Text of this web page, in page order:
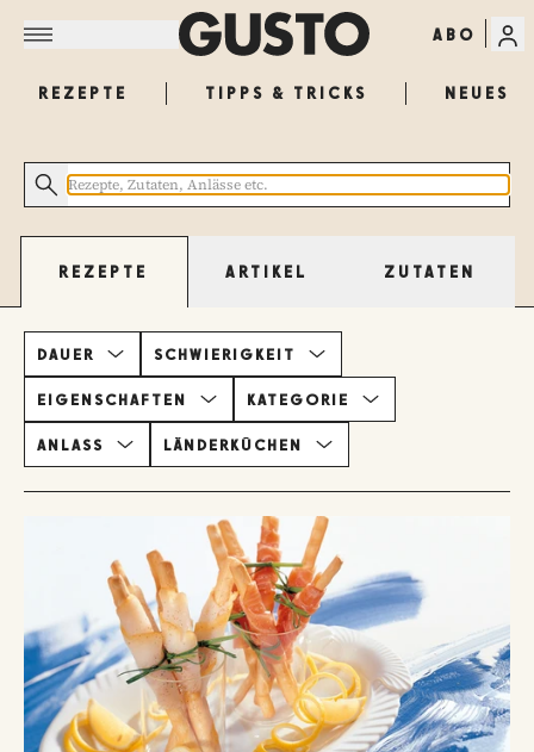
ABO
REZEPTE TIPPS & TRICKS NEUES
REZEPTE ARTIKEL ZUTATEN
DAUER SCHWIERIGKEIT
EIGENSCHAFTEN KATEGORIE
ANLASS LÄNDERKÜCHEN